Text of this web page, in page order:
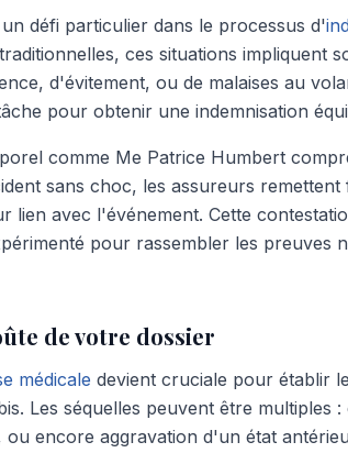
défi particulier dans le processus d'
ces situations impliquent
d'évitement, ou de malaises au
pour obtenir une indemnisation
comme Me Patrice Humbert
sans choc, les assureurs remettent
lien avec l'événement. Cette
pour rassembler les preuves
de votre dossier
médicale devient cruciale pour établir
Les séquelles peuvent être multiples :
encore aggravation d'un état